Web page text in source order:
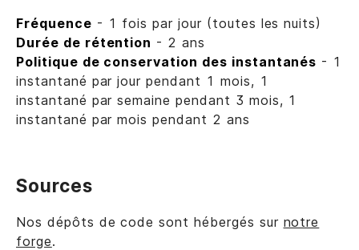
Fréquence - 1 fois par jour (toutes les nuits)
Durée de rétention - 2 ans
Politique de conservation des instantanés - 1
instantané par jour pendant 1 mois, 1
instantané par semaine pendant 3 mois, 1
instantané par mois pendant 2 ans
Sources
Nos dépôts de code sont hébergés sur notre
forge.